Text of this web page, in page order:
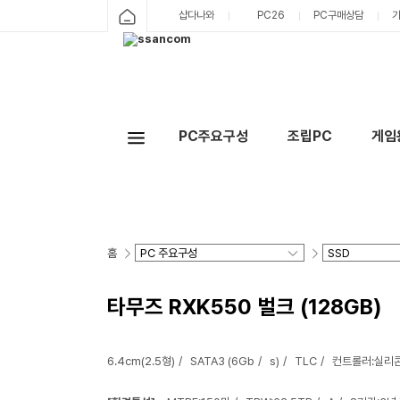
샵다나와 PC26 PC구매상담
PC주요구성 조립PC 게
홈
타무즈 RXK550 벌크 (128GB)
6.4cm(2.5형) SATA3 (6Gb s) TLC 컨트롤러:실리